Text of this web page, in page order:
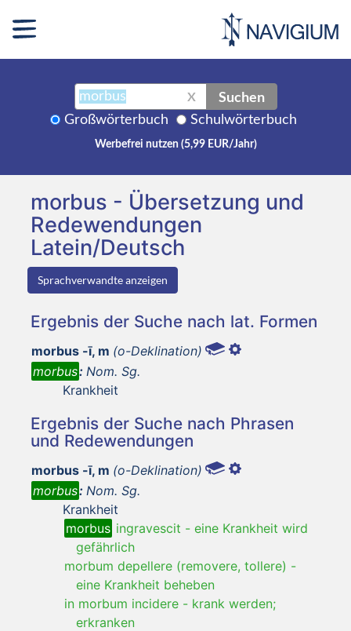
X Suchen
Großwörterbuch Schulwörterbuch
Werbefrei nutzen (5,99 EUR/Jahr)
morbus - Übersetzung und
Redewendungen
Latein/Deutsch
Sprachverwandte anzeigen
Ergebnis der Suche nach lat. Formen
morbus -ī, m (o-Deklination)
morbus: Nom. Sg.
Krankheit
Ergebnis der Suche nach Phrasen
und Redewendungen
morbus -ī, m (o-Deklination)
morbus: Nom. Sg.
Krankheit
morbus ingravescit - eine Krankheit wird
gefährlich
morbum depellere (removere, tollere) -
eine Krankheit beheben
in morbum incidere - krank werden;
erkranken